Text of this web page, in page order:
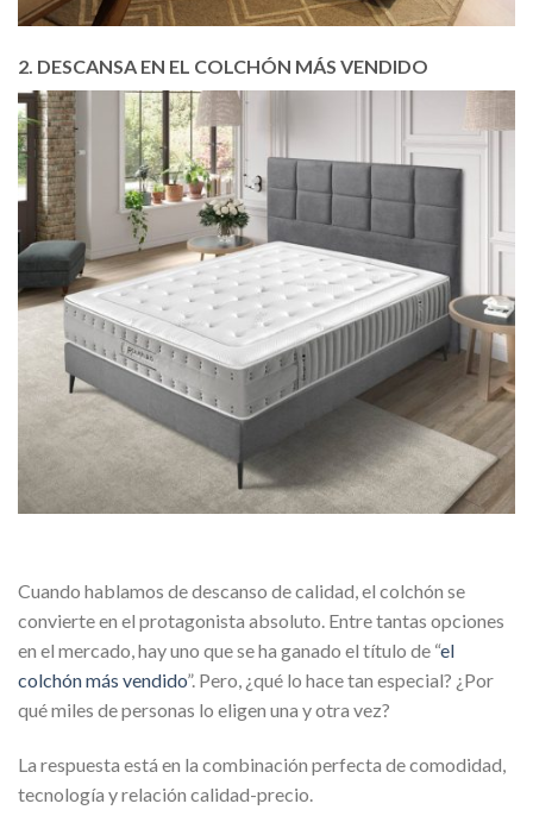
2. DESCANSA EN EL COLCHÓN MÁS VENDIDO
Cuando hablamos de descanso de calidad, el colchón se
convierte en el protagonista absoluto. Entre tantas opciones
en el mercado, hay uno que se ha ganado el título de “el
colchón más vendido”. Pero, ¿qué lo hace tan especial? ¿Por
qué miles de personas lo eligen una y otra vez?
La respuesta está en la combinación perfecta de comodidad,
tecnología y relación calidad-precio.